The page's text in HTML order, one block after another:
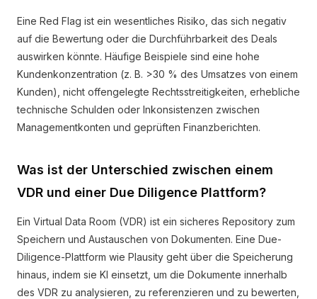
Eine Red Flag ist ein wesentliches Risiko, das sich negativ
auf die Bewertung oder die Durchführbarkeit des Deals
auswirken könnte. Häufige Beispiele sind eine hohe
Kundenkonzentration (z. B. >30 % des Umsatzes von einem
Kunden), nicht offengelegte Rechtsstreitigkeiten, erhebliche
technische Schulden oder Inkonsistenzen zwischen
Managementkonten und geprüften Finanzberichten.
Was ist der Unterschied zwischen einem
VDR und einer Due Diligence Plattform?
Ein Virtual Data Room (VDR) ist ein sicheres Repository zum
Speichern und Austauschen von Dokumenten. Eine Due-
Diligence-Plattform wie Plausity geht über die Speicherung
hinaus, indem sie KI einsetzt, um die Dokumente innerhalb
des VDR zu analysieren, zu referenzieren und zu bewerten,